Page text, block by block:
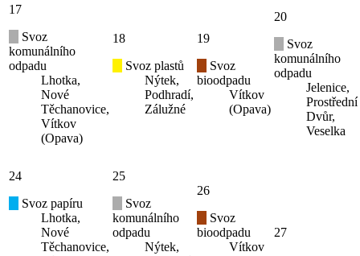
17
Svoz
komunálního
odpadu
Lhotka,
Nové
Těchanovice,
Vítkov
(Opava)
18
Svoz plastů
Nýtek,
Podhradí,
Zálužné
19
Svoz
bioodpadu
Vítkov
(Opava)
20
Svoz
komunálního
odpadu
Jelenice,
Prostřední
Dvůr,
Veselka
24
Svoz papíru
Lhotka,
Nové
Těchanovice,
25
Svoz
komunálního
odpadu
Nýtek,
26
Svoz
bioodpadu
Vítkov
27